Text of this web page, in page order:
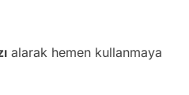
alarak hemen kullanmaya